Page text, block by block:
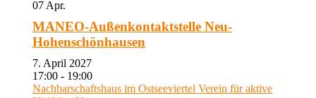
07 Apr.
MANEO-Außenkontaktstelle Neu-
Hohenschönhausen
7. April 2027
17:00 - 19:00
Nachbarschaftshaus im Ostseeviertel Verein für aktive